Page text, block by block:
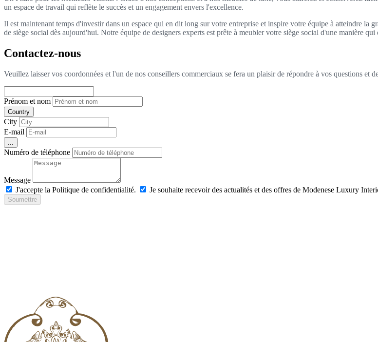
un espace de travail qui reflète le succès et un engagement envers l'excellence.
Il est maintenant temps d'investir dans un espace qui en dit long sur votre entreprise et inspire votre équipe à atteindre
de siège social dès aujourd'hui. Notre équipe de designers experts est prête à meubler votre siège social d'une manière
Contactez-nous
Veuillez laisser vos coordonnées et l'un de nos conseillers commerciaux se fera un plaisir de répondre à vos questions et
Prénom et nom
Country
City
E-mail
...
Numéro de téléphone
Message
J'accepte la Politique de confidentialité.
Je souhaite recevoir des actualités et des offres de Modenese Luxury
Soumettre